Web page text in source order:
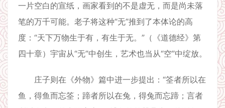
一片空白的宣纸，画家看到的不是虚无，而是尚未落
笔的万千可能。老子将这种“无”推到了本体论的高
度：“天下万物生于有，有生于无。”（《道德经》第
四十章）宇宙从“无”中创生，艺术也当从“空”中绽放。
庄子则在《外物》篇中进一步提出：“筌者所以在
鱼，得鱼而忘筌；蹄者所以在兔，得兔而忘蹄；言者